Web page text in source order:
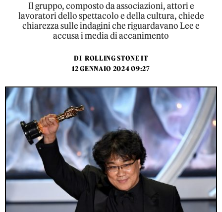
Il gruppo, composto da associazioni, attori e
lavoratori dello spettacolo e della cultura, chiede
chiarezza sulle indagini che riguardavano Lee e
accusa i media di accanimento
DI ROLLING STONE IT
12 GENNAIO 2024 09:27